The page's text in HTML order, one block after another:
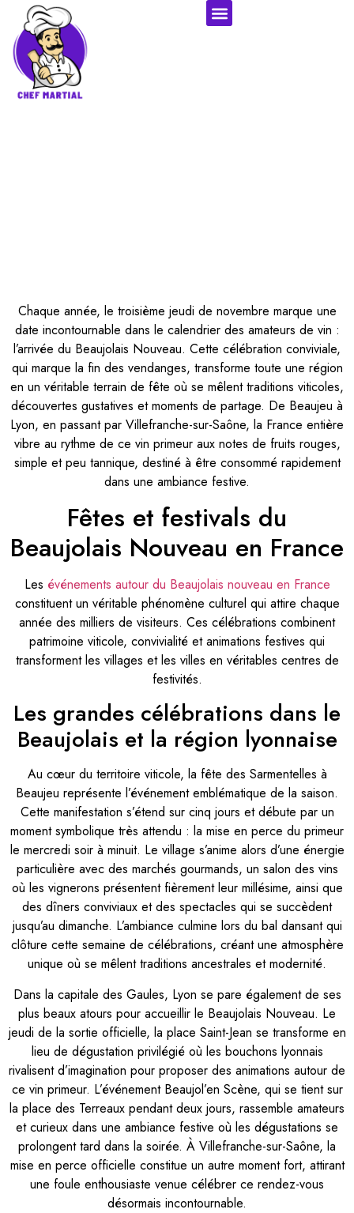
Chaque année, le troisième jeudi de novembre marque une
date incontournable dans le calendrier des amateurs de vin :
l’arrivée du Beaujolais Nouveau. Cette célébration conviviale,
qui marque la fin des vendanges, transforme toute une région
en un véritable terrain de fête où se mêlent traditions viticoles,
découvertes gustatives et moments de partage. De Beaujeu à
Lyon, en passant par Villefranche-sur-Saône, la France entière
vibre au rythme de ce vin primeur aux notes de fruits rouges,
simple et peu tannique, destiné à être consommé rapidement
dans une ambiance festive.
Fêtes et festivals du
Beaujolais Nouveau en France
Les événements autour du Beaujolais nouveau en France
constituent un véritable phénomène culturel qui attire chaque
année des milliers de visiteurs. Ces célébrations combinent
patrimoine viticole, convivialité et animations festives qui
transforment les villages et les villes en véritables centres de
festivités.
Les grandes célébrations dans le
Beaujolais et la région lyonnaise
Au cœur du territoire viticole, la fête des Sarmentelles à
Beaujeu représente l’événement emblématique de la saison.
Cette manifestation s’étend sur cinq jours et débute par un
moment symbolique très attendu : la mise en perce du primeur
le mercredi soir à minuit. Le village s’anime alors d’une énergie
particulière avec des marchés gourmands, un salon des vins
où les vignerons présentent fièrement leur millésime, ainsi que
des dîners conviviaux et des spectacles qui se succèdent
jusqu’au dimanche. L’ambiance culmine lors du bal dansant qui
clôture cette semaine de célébrations, créant une atmosphère
unique où se mêlent traditions ancestrales et modernité.
Dans la capitale des Gaules, Lyon se pare également de ses
plus beaux atours pour accueillir le Beaujolais Nouveau. Le
jeudi de la sortie officielle, la place Saint-Jean se transforme en
lieu de dégustation privilégié où les bouchons lyonnais
rivalisent d’imagination pour proposer des animations autour de
ce vin primeur. L’événement Beaujol’en Scène, qui se tient sur
la place des Terreaux pendant deux jours, rassemble amateurs
et curieux dans une ambiance festive où les dégustations se
prolongent tard dans la soirée. À Villefranche-sur-Saône, la
mise en perce officielle constitue un autre moment fort, attirant
une foule enthousiaste venue célébrer ce rendez-vous
désormais incontournable.